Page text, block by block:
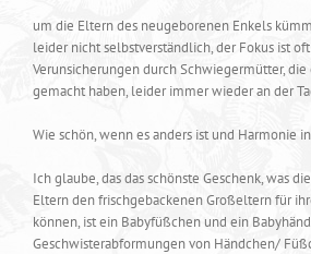
um die Eltern des neugeborenen Enkels
leider nicht selbstverständlich, der Fokus ist
Verunsicherungen durch Schwiegermütter, die
gemacht haben, leider immer wieder an der
Wie schön, wenn es anders ist und Harmonie
Ich glaube, das das schönste Geschenk, was
Eltern den frischgebackenen Großeltern für
können, ist ein Babyfüßchen und ein
Geschwisterabformungen von Händchen/